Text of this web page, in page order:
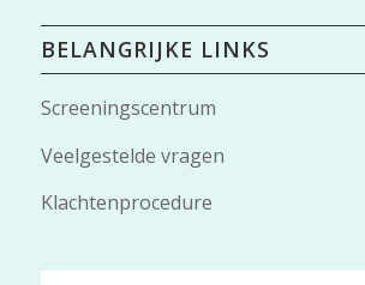
BELANGRIJKE LINKS
Screeningscentrum
Veelgestelde vragen
Klachtenprocedure